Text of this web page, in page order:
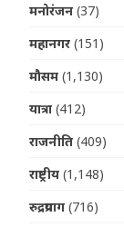
मनोरंजन (37)
महानगर (151)
मौसम (1,130)
यात्रा (412)
राजनीति (409)
राष्ट्रीय (1,148)
रुद्रप्रयाग (716)